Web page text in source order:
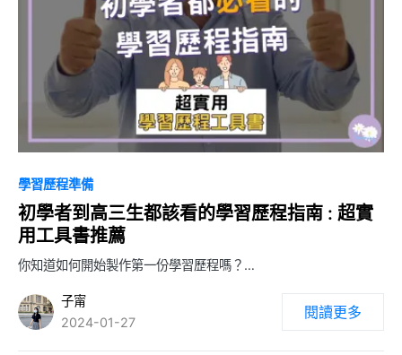
學習歷程準備
初學者到高三生都該看的學習歷程指南 : 超實
用工具書推薦
你知道如何開始製作第一份學習歷程嗎？…
子甯
2024-01-27
閱讀更多